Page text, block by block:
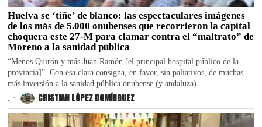
Huelva se ‘tiñe’ de blanco: las espectaculares imágenes
de los más de 5.000 onubenses que recorrieron la capital
choquera este 27-M para clamar contra el “maltrato” de
Moreno a la sanidad pública
“Menos Quirón y más Juan Ramón [el principal hospital público de la
provincia]”. Con esa clara consigna, en favor, sin paliativos, de muchas
más inversión a la sanidad pública onubense (y andaluza)
. CRISTIAN LÓPEZ DOMÍNGUEZ